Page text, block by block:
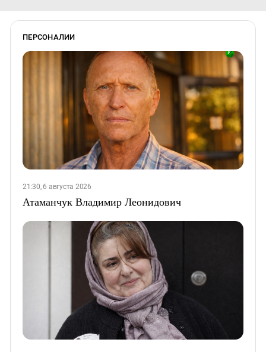
ПЕРСОНАЛИИ
21:30, 6 августа 2026
Атаманчук Владимир Леонидович